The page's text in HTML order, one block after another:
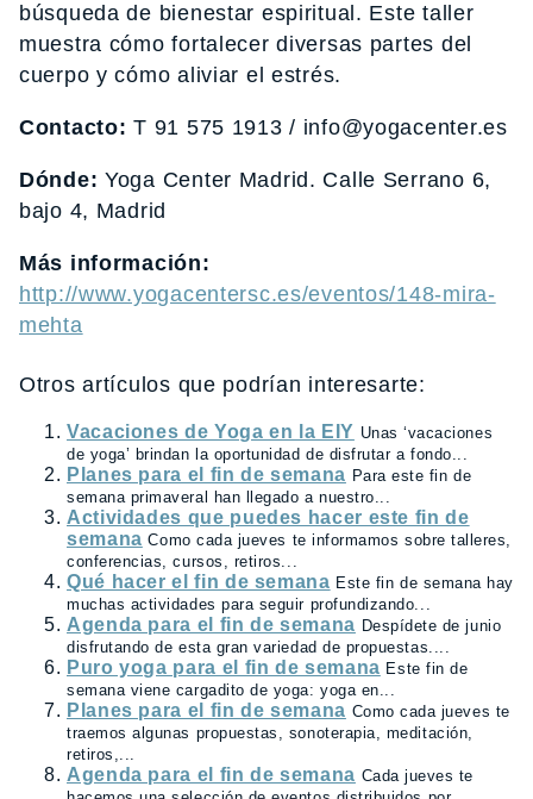
búsqueda de bienestar espiritual. Este taller
muestra cómo fortalecer diversas partes del
cuerpo y cómo aliviar el estrés.
Contacto: T 91 575 1913 / info@yogacenter.es
Dónde: Yoga Center Madrid. Calle Serrano 6,
bajo 4, Madrid
Más información:
http://www.yogacentersc.es/eventos/148-mira-
mehta
Otros artículos que podrían interesarte:
Vacaciones de Yoga en la EIY Unas ‘vacaciones
de yoga’ brindan la oportunidad de disfrutar a fondo...
Planes para el fin de semana Para este fin de
semana primaveral han llegado a nuestro...
Actividades que puedes hacer este fin de
semana Como cada jueves te informamos sobre talleres,
conferencias, cursos, retiros...
Qué hacer el fin de semana Este fin de semana hay
muchas actividades para seguir profundizando...
Agenda para el fin de semana Despídete de junio
disfrutando de esta gran variedad de propuestas....
Puro yoga para el fin de semana Este fin de
semana viene cargadito de yoga: yoga en...
Planes para el fin de semana Como cada jueves te
traemos algunas propuestas, sonoterapia, meditación,
retiros,...
Agenda para el fin de semana Cada jueves te